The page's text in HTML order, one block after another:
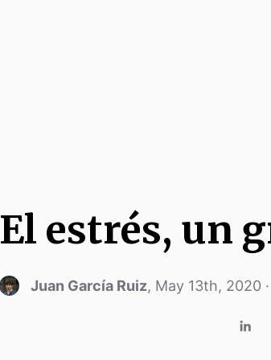
El estrés, un
Juan García Ruiz, May 13th, 2020 ·